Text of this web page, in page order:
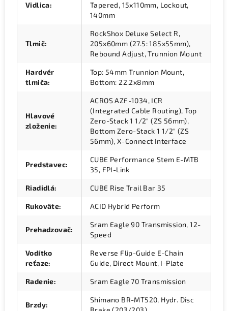
Vidlica:
Tapered, 15x110mm, Lockout,
140mm
Tlmič:
RockShox Deluxe Select R,
205x60mm (27.5: 185x55mm),
Rebound Adjust, Trunnion Mount
Hardvér
tlmiča:
Top: 54mm Trunnion Mount,
Bottom: 22.2x8mm
Hlavové
zloženie:
ACROS AZF-1034, ICR
(Integrated Cable Routing), Top
Zero-Stack 1 1/2" (ZS 56mm),
Bottom Zero-Stack 1 1/2" (ZS
56mm), X-Connect Interface
Predstavec:
CUBE Performance Stem E-MTB
35, FPI-Link
Riadidlá: CUBE Rise Trail Bar 35
Rukoväte: ACID Hybrid Perform
Prehadzovač:
Sram Eagle 90 Transmission, 12-
Speed
Vodítko
reťaze:
Reverse Flip-Guide E-Chain
Guide, Direct Mount, I-Plate
Radenie: Sram Eagle 70 Transmission
Brzdy:
Shimano BR-MT520, Hydr. Disc